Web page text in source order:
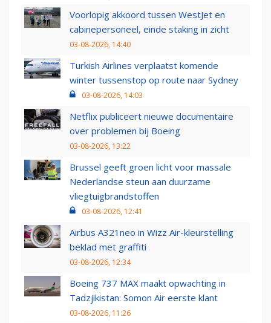
Voorlopig akkoord tussen WestJet en
cabinepersoneel, einde staking in zicht
03-08-2026, 14:40
Turkish Airlines verplaatst komende
winter tussenstop op route naar Sydney
03-08-2026, 14:03
Netflix publiceert nieuwe documentaire
over problemen bij Boeing
03-08-2026, 13:22
Brussel geeft groen licht voor massale
Nederlandse steun aan duurzame
vliegtuigbrandstoffen
03-08-2026, 12:41
Airbus A321neo in Wizz Air-kleurstelling
beklad met graffiti
03-08-2026, 12:34
Boeing 737 MAX maakt opwachting in
Tadzjikistan: Somon Air eerste klant
03-08-2026, 11:26